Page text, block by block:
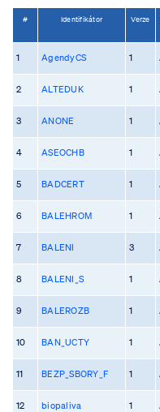
# Identifikátor Verze
1 AgendyCS 1
2 ALTEDUK 1
3 ANONE 1
4 ASEOCHB 1
5 BADCERT 1
6 BALEHROM 1
7 BALENI 3
8 BALENI_S 1
9 BALEROZB 1
10 BAN_UCTY 1
11 BEZP_SBORY_F 1
12 biopaliva 1